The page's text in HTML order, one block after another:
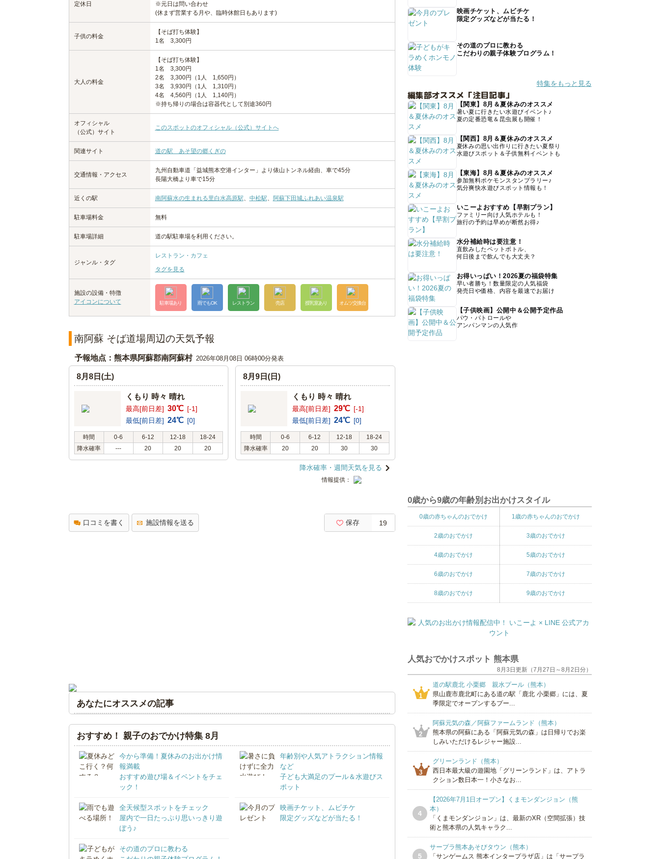
定休日
※元日は問い合わせ
(休まず営業する月や、臨時休館日もあります)
子供の料金
【そば打ち体験】
1名 3,300円
大人の料金
【そば打ち体験】
1名 3,300円
2名 3,300円（1人 1,650円）
3名 3,930円（1人 1,310円）
4名 4,560円（1人 1,140円）
※持ち帰りの場合は容器代として別途360円
オフィシャル
（公式）サイト
このスポットのオフィシャル（公式）サイトへ
関連サイト 道の駅 あそ望の郷くぎの
交通情報・アクセス
九州自動車道「益城熊本空港インター」より俵山トンネル経由、車で45分
長陽大橋より車で15分
近くの駅 南阿蘇水の生まれる里白水高原駅、 中松駅、 阿蘇下田城ふれあい温泉駅
駐車場料金 無料
駐車場詳細 道の駅駐車場を利用ください。
ジャンル・タグ
レストラン・カフェ
タグを見る
施設の設備・特徴
アイコンについて
駐車場あり 雨でもOK レストラン 売店 授乳室あり オムツ交換台
南阿蘇 そば道場周辺の天気予報
予報地点：熊本県阿蘇郡南阿蘇村 2026年08月08日 06時00分発表
8月8日(土)
くもり 時々 晴れ
最高[前日差] 30℃ [-1]
最低[前日差] 24℃ [0]
時間 0-6 6-12 12-18
18-24
降水確率
--- 20 20 20
8月9日(日)
くもり 時々 晴れ
最高[前日差] 29℃ [-1]
最低[前日差] 24℃ [0]
時間 0-6 6-12 12-18
18-24
降水確率
20 20 30 30
降水確率・週間天気を見る
情報提供：
口コミを書く 施設情報を送る 保存 19
あなたにオススメの記事
おすすめ！ 親子のおでかけ特集 8月
今から準備！夏休みのお出かけ情
報満載
おすすめ遊び場＆イベントをチェ
ック！
年齢別や人気アトラクション情報
など
子ども大満足のプール＆水遊びス
ポット
全天候型スポットをチェック
屋内で一日たっぷり思いっきり遊
ぼう♪
映画チケット、ムビチケ
限定グッズなどが当たる！
その道のプロに教わる
映画チケット、ムビチケ
限定グッズなどが当たる！
その道のプロに教わる
こだわりの親子体験プログラム！
特集をもっと見る
編集部オススメ「注目記事」
【関東】8月＆夏休みのオススメ
暑い夏に行きたい水遊びイベント♪
夏の定番恐竜＆昆虫展も開催！
【関西】8月＆夏休みのオススメ
夏休みの思い出作りに行きたい夏祭り
水遊びスポット＆子供無料イベントも
【東海】8月＆夏休みのオススメ
参加無料ポケモンスタンプラリー♪
気分爽快水遊びスポット情報も！
いこーよおすすめ【早割プラン】
ファミリー向け人気ホテルも！
旅行の予約は早めが断然お得♪
水分補給時は要注意！
直飲みしたペットボトル、
何日後まで飲んでも大丈夫？
お得いっぱい！2026夏の福袋特集
早い者勝ち！数量限定の人気福袋
発売日や価格、内容を最速でお届け
【子供映画】公開中＆公開予定作品
パウ・パトロールや
アンパンマンの人気作
0歳から9歳の年齢別お出かけスタイル
0歳の赤ちゃんのおでかけ 1歳の赤ちゃんのおでかけ
2歳のおでかけ 3歳のおでかけ
4歳のおでかけ 5歳のおでかけ
6歳のおでかけ 7歳のおでかけ
8歳のおでかけ 9歳のおでかけ
人気おでかけスポット 熊本県
8月3日更新（7月27日～8月2日分）
1
道の駅鹿北 小栗郷 親水プール（熊本）
県山鹿市鹿北町にある道の駅「鹿北 小栗郷」には、夏
季限定でオープンするプー...
2
阿蘇元気の森／阿蘇ファームランド（熊本）
熊本県の阿蘇にある「阿蘇元気の森」は日帰りでお楽
しみいただけるレジャー施設...
3
グリーンランド（熊本）
西日本最大級の遊園地「グリーンランド」は、アトラ
クション数日本一！小さなお...
4
【2026年7月1日オープン】くまモンダンジョン（熊
本）
「くまモンダンジョン」は、最新のXR（空間拡張）技
術と熊本県の人気キャラク...
5
サープラ熊本あそびタウン（熊本）
「サンゲームス 熊本インタープラザ店」は「サープラ